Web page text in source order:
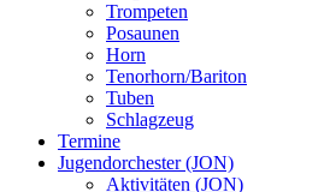
Trompeten
Posaunen
Horn
Tenorhorn/Bariton
Tuben
Schlagzeug
Termine
Jugendorchester (JON)
Aktivitäten (JON)